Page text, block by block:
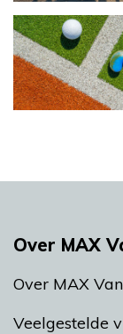
Over MAX
Over MAX
Veelgestelde